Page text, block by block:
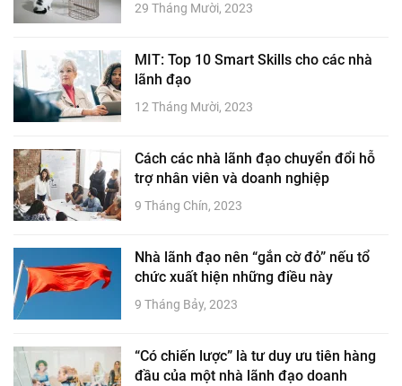
29 Tháng Mười, 2023
MIT: Top 10 Smart Skills cho các nhà
lãnh đạo
12 Tháng Mười, 2023
Cách các nhà lãnh đạo chuyển đổi hỗ
trợ nhân viên và doanh nghiệp
9 Tháng Chín, 2023
Nhà lãnh đạo nên “gắn cờ đỏ” nếu tổ
chức xuất hiện những điều này
9 Tháng Bảy, 2023
“Có chiến lược” là tư duy ưu tiên hàng
đầu của một nhà lãnh đạo doanh